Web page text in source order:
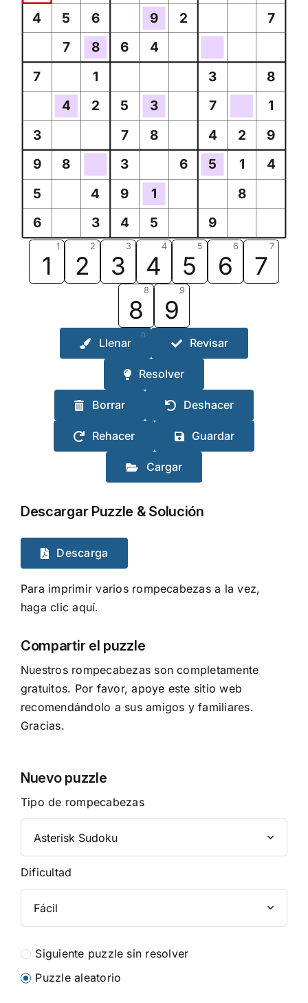
4 5 6 9 2
7
7
8 6
4
7
1 3
8
4
2 5 3 7
1
3
7 8 4 2
9
9
8 3 6 5 1 4
5 4 9 1 8
6 3 4 5 9
1
1
2
2
3
3
4
4
5
5
6
6
7
7
8
8
9
9
n
Llenar Revisar
Resolver
Borrar Deshacer
Rehacer Guardar
Cargar
Descargar Puzzle & Solución
Descarga
Para imprimir varios rompecabezas a la vez,
haga clic aquí.
Compartir el puzzle
Nuestros rompecabezas son completamente
gratuitos. Por favor, apoye este sitio web
recomendándolo a sus amigos y familiares.
Gracias.
Nuevo puzzle
Tipo de rompecabezas
Dificultad
Siguiente puzzle sin resolver
Puzzle aleatorio